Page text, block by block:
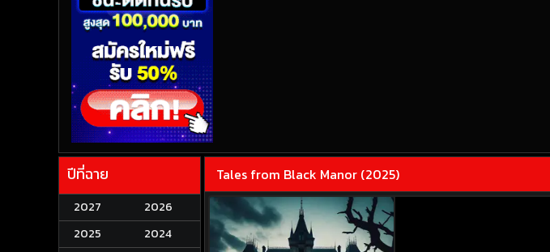
ปีที่ฉาย
2027
2026
2025
2024
Tales from Black Manor (2025)